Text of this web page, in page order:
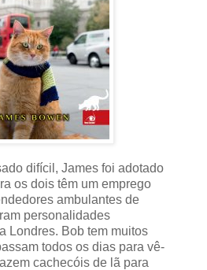
difícil, James foi adotado
os dois têm um emprego
ambulantes de
personalidades
Londres. Bob tem muitos
todos os dias para vê-
cachecóis de lã para